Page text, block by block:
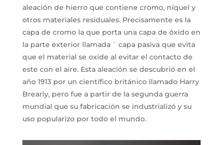
aleación de hierro que contiene cromo, níquel y
otros materiales residuales. Precisamente es la
capa de cromo la que porta una capa de óxido en
la parte exterior llamada ¨ capa pasiva que evita
que el material se oxide al evitar el contacto de
este con el aire. Esta aleación se descubrió en el
año 1913 por un científico británico llamado Harry
Brearly, pero fue a partir de la segunda guerra
mundial que su fabricación se industrializó y su
uso popularizo por todo el mundo.